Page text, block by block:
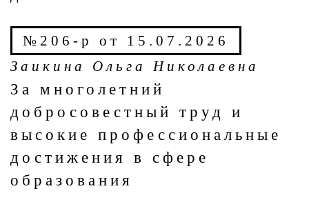
№206-р от 15.07.2026
Заикина Ольга Николаевна
За многолетний
добросовестный труд и
высокие профессиональные
достижения в сфере
образования